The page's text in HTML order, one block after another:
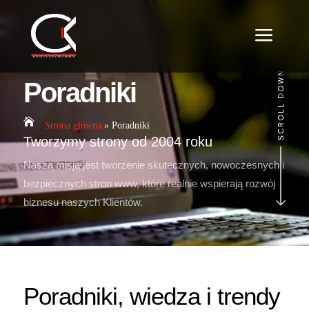
a
Poradniki
 Strona główna» Poradniki
Tworzymy strony od 2004 roku
Naszą misją jest tworzenie skutecznych, nowoczesnych i
bezpiecznych stron www, które realnie wspierają rozwój
biznesu naszych Klientów.
Poradniki, wiedza i trendy